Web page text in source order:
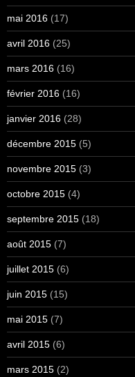
mai 2016 (17)
avril 2016 (25)
mars 2016 (16)
février 2016 (16)
janvier 2016 (28)
décembre 2015 (5)
novembre 2015 (3)
octobre 2015 (4)
septembre 2015 (18)
août 2015 (7)
juillet 2015 (6)
juin 2015 (15)
mai 2015 (7)
avril 2015 (6)
mars 2015 (2)